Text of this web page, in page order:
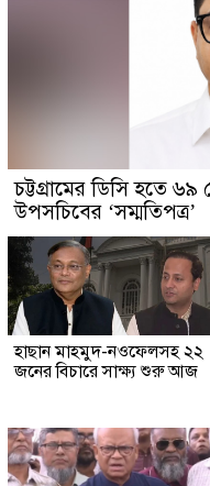
চট্টগ্রামের ডিসি হতে
উপসচিবের ‘সম্মতিপত্র’
হাছান মাহমুদ-নওফেলসহ ২২
জনের বিচারে সাক্ষ্য শুরু আজ